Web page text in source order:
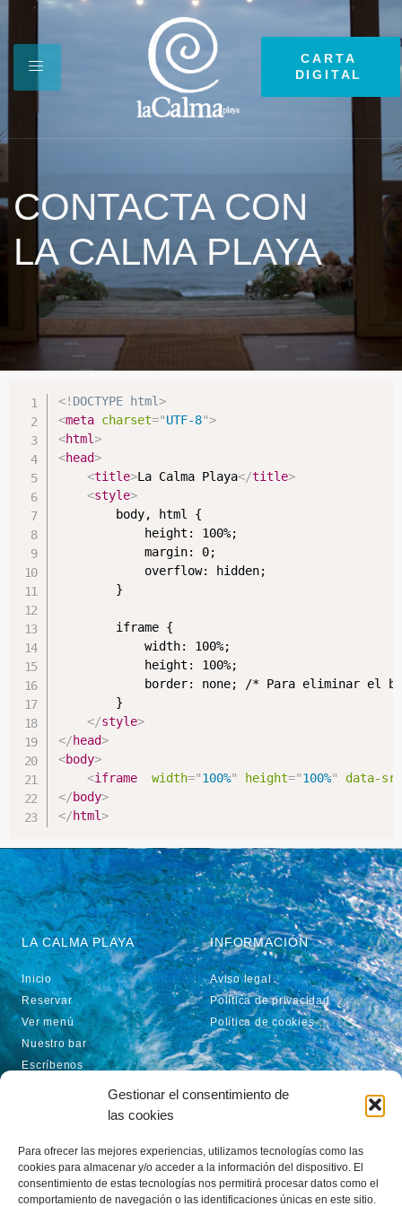
Gestionar el consentimiento de
las cookies
Para ofrecer las mejores experiencias, utilizamos tecnologías como las
cookies para almacenar y/o acceder a la información del dispositivo. El
consentimiento de estas tecnologías nos permitirá procesar datos como el
comportamiento de navegación o las identificaciones únicas en este sitio.
CARTA
DIGITAL
CONTACTA CON
LA CALMA PLAYA
<! DOCTYPE html>
<meta charset="UTF-8">
<html>
<head>
<title>La Calma Playa</title>
<style>
        body, html {
            height: 100%;
            margin: 0;
            overflow: hidden;
        }
        iframe {
            width: 100%;
            height: 100%;
border: none; /* Para eliminar el
        }
</style>
</head>
<body>
<iframe width="100%" height="100%"
data-src
</body>
</html>
LA CALMA PLAYA
Inicio
Reservar
Ver menú
Nuestro bar
Escríbenos
INFORMACIÓN
Aviso legal
Política de privacidad
Política de cookies
+34 952 07 34 31
info@lacalmaplaya.es